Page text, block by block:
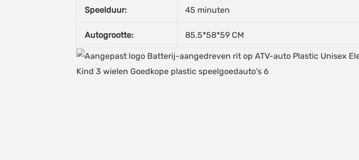
Speelduur: 45 minuten
Autogrootte: 85.5*58*59 CM